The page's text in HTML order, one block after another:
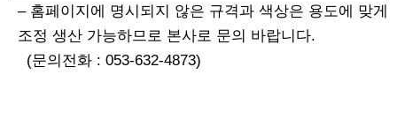
– 홈페이지에 명시되지 않은 규격과 색상은 용도에 맞게
조정 생산 가능하므로 본사로 문의 바랍니다.
(문의전화 : 053-632-4873)